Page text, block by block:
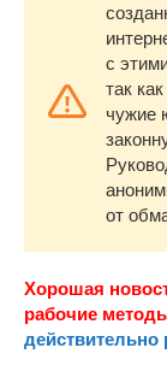
с
так
чужие
от
Хорошая
рабочие
действительно